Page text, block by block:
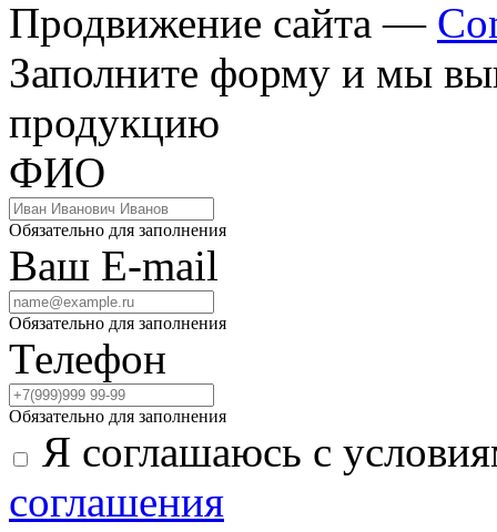
Продвижение сайта —
Заполните форму и мы
продукцию
ФИО
Обязательно для заполнения
Ваш E-mail
Обязательно для заполнения
Телефон
Обязательно для заполнения
Я соглашаюсь с
соглашения